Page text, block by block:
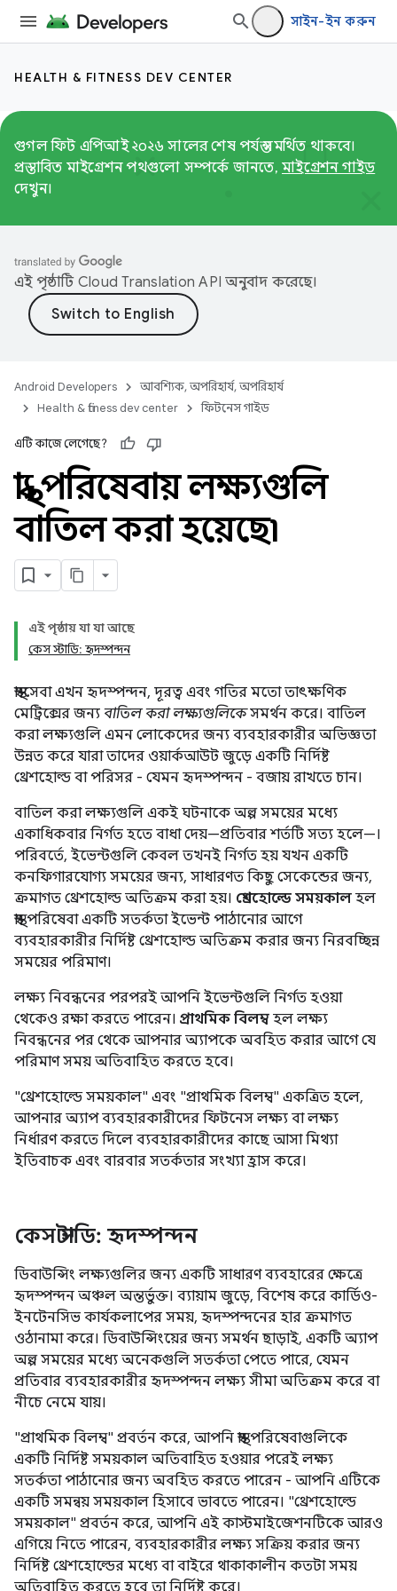
সাইন-ইন করুন
HEALTH & FITNESS DEV CENTER
গুগল ফিট এপিআই ২০২৬ সালের শেষ পর্যন্ত সমর্থিত থাকবে।
প্রস্তাবিত মাইগ্রেশন পথগুলো সম্পর্কে জানতে, মাইগ্রেশন গাইড
দেখুন।
এই পৃষ্ঠাটি Cloud Translation API অনুবাদ করেছে।
Android Developers
আবশ্যিক, অপরিহার্য, অপরিহার্য
Health & fitness dev center
ফিটনেস গাইড
এটি কাজে লেগেছে?
স্বাস্থ্য পরিষেবায় লক্ষ্যগুলি
বাতিল করা হয়েছে৷
এই পৃষ্ঠায় যা যা আছে
কেস স্টাডি: হৃদস্পন্দন
স্বাস্থ্যসেবা এখন হৃদস্পন্দন, দূরত্ব এবং গতির মতো তাৎক্ষণিক
মেট্রিক্সের জন্য বাতিল করা লক্ষ্যগুলিকেসমর্থন করে। বাতিল
করা লক্ষ্যগুলি এমন লোকেদের জন্য ব্যবহারকারীর অভিজ্ঞতা
উন্নত করে যারা তাদের ওয়ার্কআউট জুড়ে একটি নির্দিষ্ট
থ্রেশহোল্ড বা পরিসর - যেমন হৃদস্পন্দন - বজায় রাখতে চান।
বাতিল করা লক্ষ্যগুলি একই ঘটনাকে অল্প সময়ের মধ্যে
একাধিকবার নির্গত হতে বাধা দেয়—প্রতিবার শর্তটি সত্য হলে—।
পরিবর্তে, ইভেন্টগুলি কেবল তখনই নির্গত হয় যখন একটি
কনফিগারযোগ্য সময়ের জন্য, সাধারণত কিছু সেকেন্ডের জন্য,
ক্রমাগত থ্রেশহোল্ড অতিক্রম করা হয়। থ্রেশহোল্ডে সময়কাল হল
স্বাস্থ্য পরিষেবা একটি সতর্কতা ইভেন্ট পাঠানোর আগে
ব্যবহারকারীর নির্দিষ্ট থ্রেশহোল্ড অতিক্রম করার জন্য নিরবচ্ছিন্ন
সময়ের পরিমাণ।
লক্ষ্য নিবন্ধনের পরপরই আপনি ইভেন্টগুলি নির্গত হওয়া
থেকেও রক্ষা করতে পারেন। প্রাথমিক বিলম্ব হল লক্ষ্য
নিবন্ধনের পর থেকে আপনার অ্যাপকে অবহিত করার আগে যে
পরিমাণ সময় অতিবাহিত করতে হবে।
"থ্রেশহোল্ডে সময়কাল" এবং "প্রাথমিক বিলম্ব" একত্রিত হলে,
আপনার অ্যাপ ব্যবহারকারীদের ফিটনেস লক্ষ্য বা লক্ষ্য
নির্ধারণ করতে দিলে ব্যবহারকারীদের কাছে আসা মিথ্যা
ইতিবাচক এবং বারবার সতর্কতার সংখ্যা হ্রাস করে।
কেস স্টাডি: হৃদস্পন্দন
ডিবাউন্সিং লক্ষ্যগুলির জন্য একটি সাধারণ ব্যবহারের ক্ষেত্রে
হৃদস্পন্দন অঞ্চল অন্তর্ভুক্ত। ব্যায়াম জুড়ে, বিশেষ করে কার্ডিও-
ইনটেনসিভ কার্যকলাপের সময়, হৃদস্পন্দনের হার ক্রমাগত
ওঠানামা করে। ডিবাউন্সিংয়ের জন্য সমর্থন ছাড়াই, একটি অ্যাপ
অল্প সময়ের মধ্যে অনেকগুলি সতর্কতা পেতে পারে, যেমন
প্রতিবার ব্যবহারকারীর হৃদস্পন্দন লক্ষ্য সীমা অতিক্রম করে বা
নীচে নেমে যায়।
"প্রাথমিক বিলম্ব" প্রবর্তন করে, আপনি স্বাস্থ্য পরিষেবাগুলিকে
একটি নির্দিষ্ট সময়কাল অতিবাহিত হওয়ার পরেই লক্ষ্য
সতর্কতা পাঠানোর জন্য অবহিত করতে পারেন - আপনি এটিকে
একটি সমন্বয় সময়কাল হিসাবে ভাবতে পারেন। "থ্রেশহোল্ডে
সময়কাল" প্রবর্তন করে, আপনি এই কাস্টমাইজেশনটিকে আরও
এগিয়ে নিতে পারেন, ব্যবহারকারীর লক্ষ্য সক্রিয় করার জন্য
নির্দিষ্ট থ্রেশহোল্ডের মধ্যে বা বাইরে থাকাকালীন কতটা সময়
অতিবাহিত করতে হবে তা নির্দিষ্ট করে।